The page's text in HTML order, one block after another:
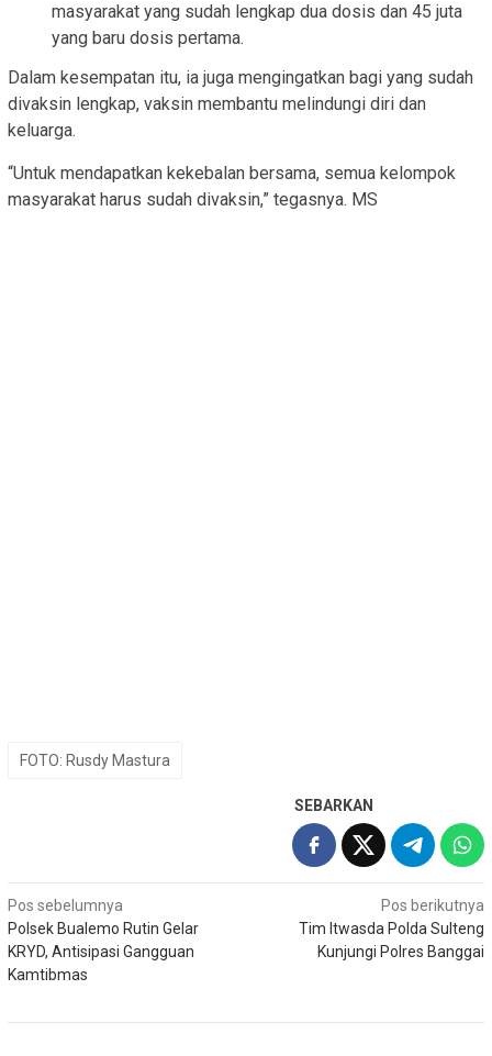
masyarakat yang sudah lengkap dua dosis dan 45 juta
yang baru dosis pertama.
Dalam kesempatan itu, ia juga mengingatkan bagi yang sudah
divaksin lengkap, vaksin membantu melindungi diri dan
keluarga.
“Untuk mendapatkan kekebalan bersama, semua kelompok
masyarakat harus sudah divaksin,” tegasnya. MS
FOTO: Rusdy Mastura
SEBARKAN
Navigasi
pos
Pos sebelumnya
Polsek Bualemo Rutin Gelar
KRYD, Antisipasi Gangguan
Kamtibmas
Pos berikutnya
Tim Itwasda Polda Sulteng
Kunjungi Polres Banggai